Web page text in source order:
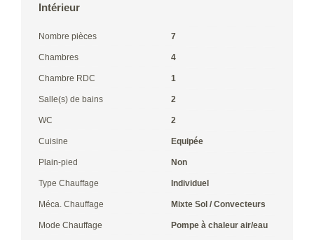
Intérieur
Nombre pièces 7
Chambres 4
Chambre RDC 1
Salle(s) de bains 2
WC 2
Cuisine Equipée
Plain-pied Non
Type Chauffage Individuel
Méca. Chauffage Mixte Sol / Convecteurs
Mode Chauffage Pompe à chaleur air/eau